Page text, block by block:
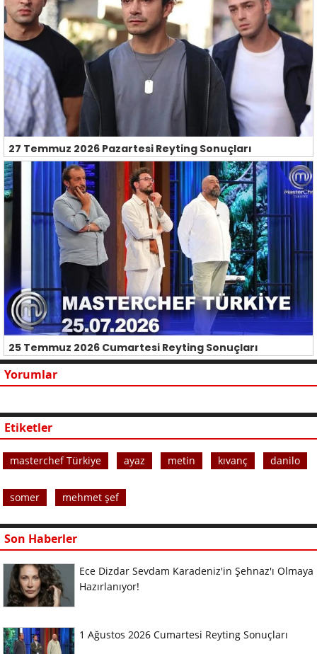
27 Temmuz 2026 Pazartesi Reyting Sonuçları
25 Temmuz 2026 Cumartesi Reyting Sonuçları
Yorumlar
Etiketler
masterchef Türkiye ayaz metin kıvanç danilo
somer mehmet şef
Son Haberler
Ece Dizdar Sevdam Karadeniz'in Şehnaz'ı Olmaya
Hazırlanıyor!
1 Ağustos 2026 Cumartesi Reyting Sonuçları